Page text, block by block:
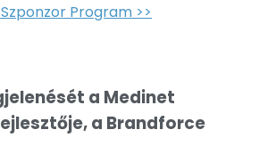
Program >>
a Medinet
a Brandforce